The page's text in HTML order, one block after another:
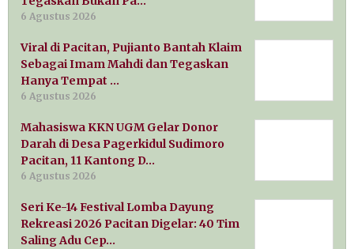
6 Agustus 2026
Viral di Pacitan, Pujianto Bantah Klaim
Sebagai Imam Mahdi dan Tegaskan
Hanya Tempat …
6 Agustus 2026
Mahasiswa KKN UGM Gelar Donor
Darah di Desa Pagerkidul Sudimoro
Pacitan, 11 Kantong D…
6 Agustus 2026
Seri Ke-14 Festival Lomba Dayung
Rekreasi 2026 Pacitan Digelar: 40 Tim
Saling Adu Cep…